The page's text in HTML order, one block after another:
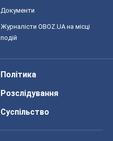
Документи
Журналісти OBOZ.UA на місці
подій
Політика
Розслідування
Суспільство